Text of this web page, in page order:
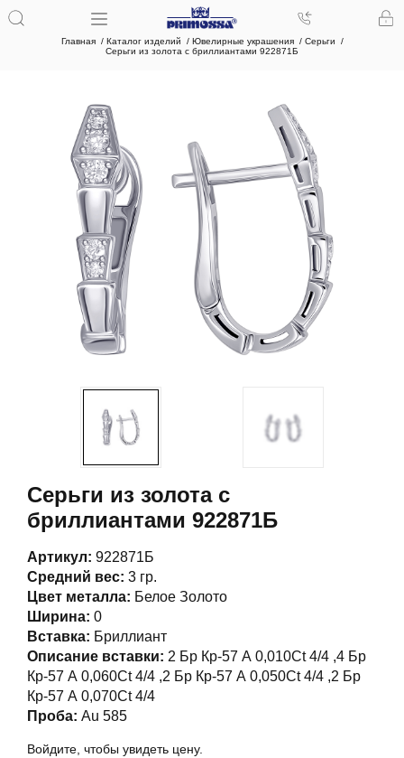
Главная Каталог изделий Ювелирные украшения
Серьги
Серьги из золота с бриллиантами 922871Б
Серьги из золота с
бриллиантами 922871Б
Артикул: 922871Б
Средний вес: 3 гр.
Цвет металла: Белое Золото
Ширина: 0
Вставка: Бриллиант
Описание вставки: 2 Бр Кр-57 А 0,010Ct 4/4 ,4 Бр
Кр-57 А 0,060Ct 4/4 ,2 Бр Кр-57 А 0,050Ct 4/4 ,2 Бр
Кр-57 А 0,070Ct 4/4
Проба: Au 585
Войдите, чтобы увидеть цену.